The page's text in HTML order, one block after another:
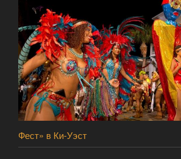
Фест» в Ки-Уэст